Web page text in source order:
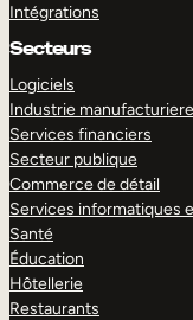
Intégrations
Secteurs
Logiciels
Industrie manufacturiere
Services financiers
Secteur publique
Commerce de détail
Services informatiques
Santé
Éducation
Hôtellerie
Restaurants